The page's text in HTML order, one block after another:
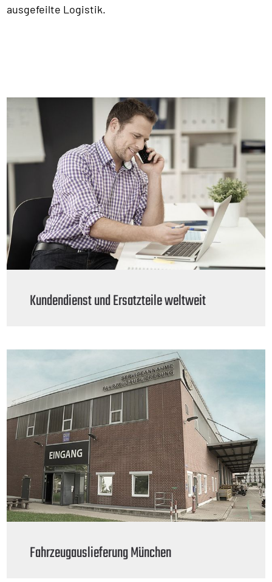
ausgefeilte Logistik.
Kundendienst und Ersatzteile weltweit
Fahrzeugauslieferung München